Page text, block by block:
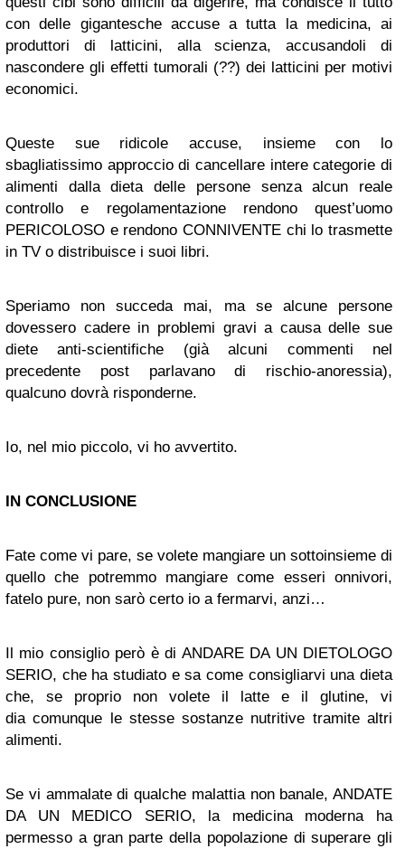
con delle gigantesche accuse a tutta la medicina, ai
produttori di latticini, alla scienza, accusandoli di
nascondere gli effetti tumorali (??) dei latticini per motivi
economici.
Queste sue ridicole accuse, insieme con lo
sbagliatissimo approccio di cancellare intere categorie di
alimenti dalla dieta delle persone senza alcun reale
controllo e regolamentazione rendono quest’uomo
PERICOLOSO e rendono CONNIVENTE chi lo trasmette
in TV o distribuisce i suoi libri.
Speriamo non succeda mai, ma se alcune persone
dovessero cadere in problemi gravi a causa delle sue
diete anti-scientifiche (già alcuni commenti nel
precedente post parlavano di rischio-anoressia),
qualcuno dovrà risponderne.
Io, nel mio piccolo, vi ho avvertito.
IN CONCLUSIONE
Fate come vi pare, se volete mangiare un sottoinsieme di
quello che potremmo mangiare come esseri onnivori,
fatelo pure, non sarò certo io a fermarvi, anzi…
Il mio consiglio però è di ANDARE DA UN DIETOLOGO
SERIO, che ha studiato e sa come consigliarvi una dieta
che, se proprio non volete il latte e il glutine, vi
dia comunque le stesse sostanze nutritive tramite altri
alimenti.
Se vi ammalate di qualche malattia non banale, ANDATE
DA UN MEDICO SERIO, la medicina moderna ha
permesso a gran parte della popolazione di superare gli